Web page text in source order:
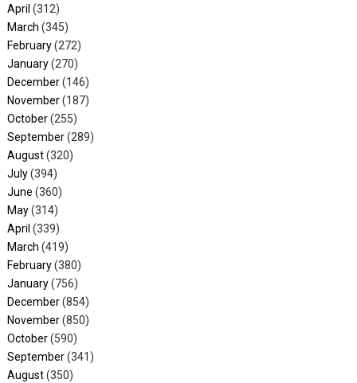
April (312)
March (345)
February(272)
January(270)
December(146)
November(187)
October(255)
September(289)
August(320)
July(394)
June (360)
May(314)
April (339)
March (419)
February(380)
January(756)
December(854)
November(850)
October(590)
September(341)
August(350)